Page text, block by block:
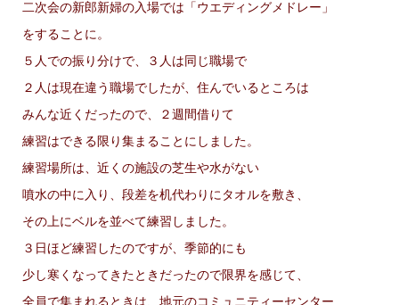
二次会の新郎新婦の入場では「ウエディングメドレー」
をすることに。
５人での振り分けで、３人は同じ職場で
２人は現在違う職場でしたが、住んでいるところは
みんな近くだったので、２週間借りて
練習はできる限り集まることにしました。
練習場所は、近くの施設の芝生や水がない
噴水の中に入り、段差を机代わりにタオルを敷き、
その上にベルを並べて練習しました。
３日ほど練習したのですが、季節的にも
少し寒くなってきたときだったので限界を感じて、
全員で集まれるときは、地元のコミュニティーセンター